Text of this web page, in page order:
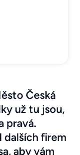
Česká
už tu jsou,
pravá.
dalších firem
aby vám